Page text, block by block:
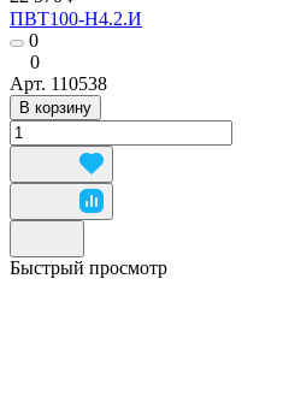
ПВТ100-Н4.2.И
0
0
Арт. 110538
В корзину
Быстрый просмотр